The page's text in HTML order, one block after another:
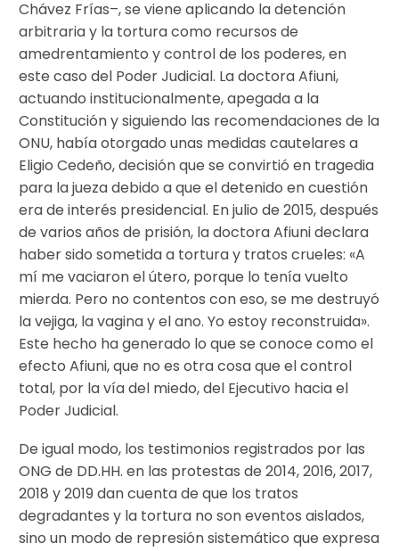
Chávez Frías–, se viene aplicando la detención
arbitraria y la tortura como recursos de
amedrentamiento y control de los poderes, en
este caso del Poder Judicial. La doctora Afiuni,
actuando institucionalmente, apegada a la
Constitución y siguiendo las recomendaciones de la
ONU, había otorgado unas medidas cautelares a
Eligio Cedeño, decisión que se convirtió en tragedia
para la jueza debido a que el detenido en cuestión
era de interés presidencial. En julio de 2015, después
de varios años de prisión, la doctora Afiuni declara
haber sido sometida a tortura y tratos crueles: «A
mí me vaciaron el útero, porque lo tenía vuelto
mierda. Pero no contentos con eso, se me destruyó
la vejiga, la vagina y el ano. Yo estoy reconstruida».
Este hecho ha generado lo que se conoce como el
efecto Afiuni, que no es otra cosa que el control
total, por la vía del miedo, del Ejecutivo hacia el
Poder Judicial.
De igual modo, los testimonios registrados por las
ONG de DD.HH. en las protestas de 2014, 2016, 2017,
2018 y 2019 dan cuenta de que los tratos
degradantes y la tortura no son eventos aislados,
sino un modo de represión sistemático que expresa